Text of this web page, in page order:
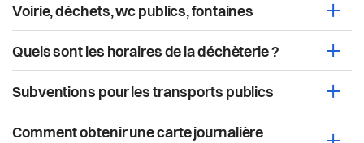
Voirie, déchets, wc publics, fontaines
Quels sont les horaires de la déchèterie ?
Subventions pour les transports publics
Comment obtenir une carte journalière